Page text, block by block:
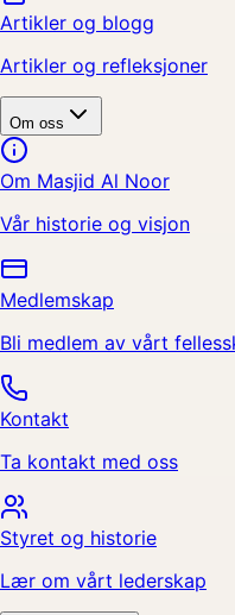
Artikler og blogg
Artikler og refleksjoner
Om oss
Om Masjid Al Noor
Vår historie og visjon
Medlemskap
Bli medlem av vårt
Kontakt
Ta kontakt med oss
Styret og historie
Lær om vårt lederskap